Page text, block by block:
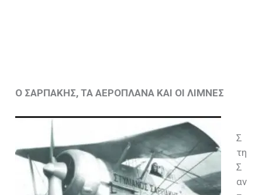
Ο ΣΑΡΠΑΚΗΣ, ΤΑ ΑΕΡΟΠΛΑΝΑ ΚΑΙ ΟΙ ΛΙΜΝΕΣ
Σ
τη
Σ
αν